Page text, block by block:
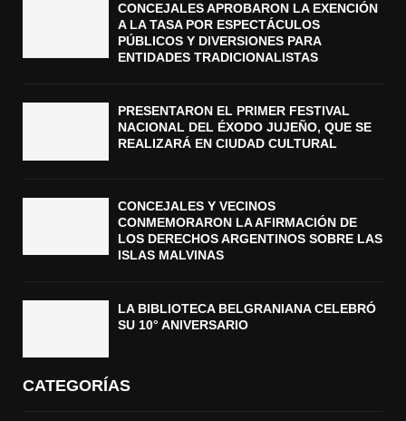
CONCEJALES APROBARON LA EXENCIÓN
A LA TASA POR ESPECTÁCULOS
PÚBLICOS Y DIVERSIONES PARA
ENTIDADES TRADICIONALISTAS
PRESENTARON EL PRIMER FESTIVAL
NACIONAL DEL ÉXODO JUJEÑO, QUE SE
REALIZARÁ EN CIUDAD CULTURAL
CONCEJALES Y VECINOS
CONMEMORARON LA AFIRMACIÓN DE
LOS DERECHOS ARGENTINOS SOBRE LAS
ISLAS MALVINAS
LA BIBLIOTECA BELGRANIANA CELEBRÓ
SU 10° ANIVERSARIO
CATEGORÍAS